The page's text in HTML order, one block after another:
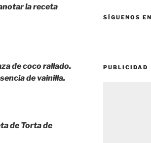
la receta
de coco rallado.
de vainilla.
de Torta de
SÍGUENOS
PUBLICIDAD